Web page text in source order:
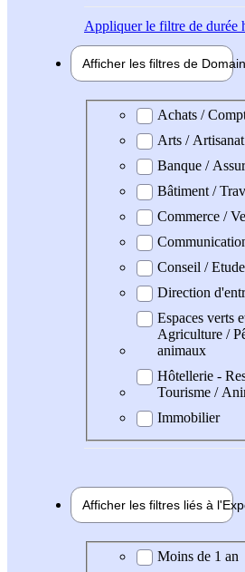
Appliquerle filtre de durée
Afficher les filtres de
Domaine professionel
Achats /
Arts /
Banque /
Bâtiment /
Commerce /
Conseil /
Direction
Espaces verts
Agriculture /
animaux
Hôtellerie -
Tourisme /
Immobilier
Afficher les filtres liés à l'
Expérience demandée
Moins de 1 an